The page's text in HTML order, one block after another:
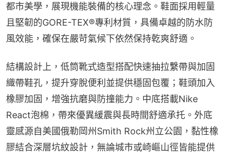
都市美學，展現機能裝備的核心理念。鞋面採用輕量
且堅韌的GORE-TEX®專利材質，具備卓越的防水防
風效能，確保在嚴苛氣候下依然保持乾爽舒適。
結構設計上，低筒靴式造型搭配快速抽拉繫帶與加固
織帶鞋孔，提升穿脫便利並提供穩固包覆；鞋頭加入
橡膠加固，增強抗磨與防撞能力。中底搭載Nike
React泡棉，帶來優異緩震與長時間舒適承托。外底
靈感源自美國俄勒岡州Smith Rock州立公園，黏性橡
膠結合深層坑紋設計，無論城市或崎嶇山徑皆能提供